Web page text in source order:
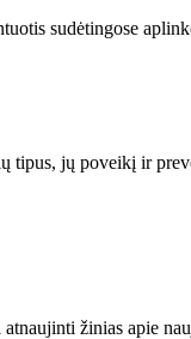
sudėtingose
tipus, jų poveikį ir
žinias apie